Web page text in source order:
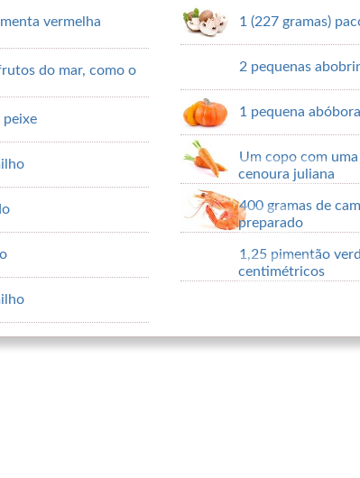
vermelha
do mar, como o
peixe
1 (227 gramas)
2 pequenas
1 pequena
Um copo com
cenoura juliana
400 gramas de
preparado
1,25 pimentão
centimétricos